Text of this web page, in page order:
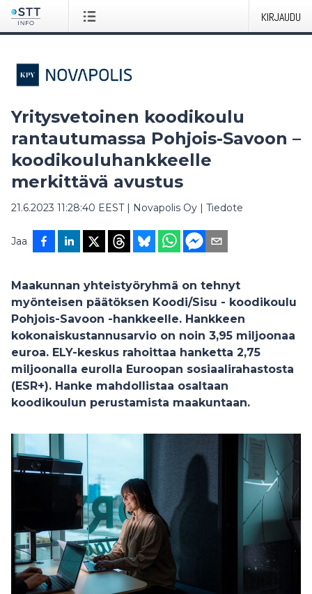
KIRJAUDU
Yritysvetoinen koodikoulu
rantautumassa Pohjois-Savoon –
koodikouluhankkeelle
merkittävä avustus
21.6.2023 11:28:40 EEST| Novapolis Oy | Tiedote
Jaa
Maakunnan yhteistyöryhmä on tehnyt
myönteisen päätöksen Koodi/Sisu - koodikoulu
Pohjois-Savoon -hankkeelle. Hankkeen
kokonaiskustannusarvio on noin 3,95 miljoonaa
euroa. ELY-keskus rahoittaa hanketta 2,75
miljoonalla eurolla Euroopan sosiaalirahastosta
(ESR+). Hanke mahdollistaa osaltaan
koodikoulun perustamista maakuntaan.